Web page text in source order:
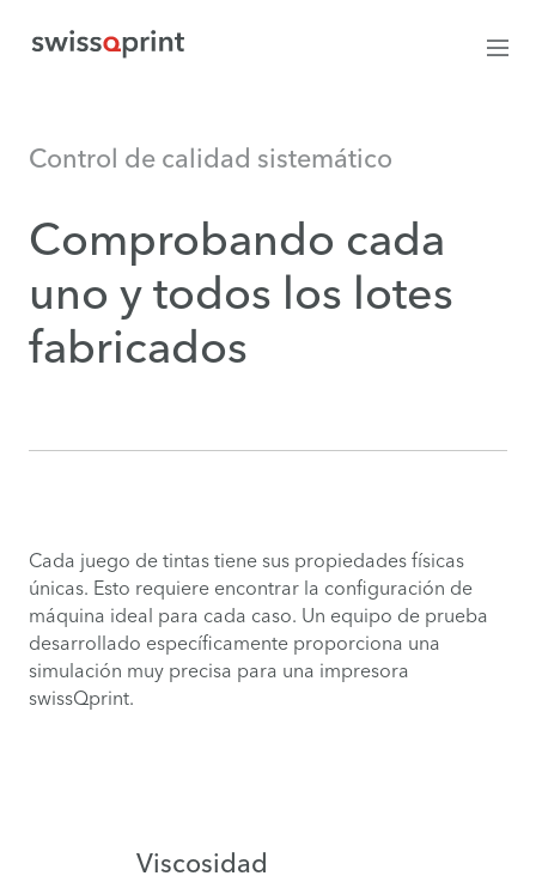
Control de calidad sistemático
Comprobando cada
uno y todos los lotes
fabricados
Cada juego de tintas tiene sus propiedades físicas
únicas. Esto requiere encontrar la configuración de
máquina ideal para cada caso. Un equipo de prueba
desarrollado específicamente proporciona una
simulación muy precisa para una impresora
swissQprint.
Viscosidad